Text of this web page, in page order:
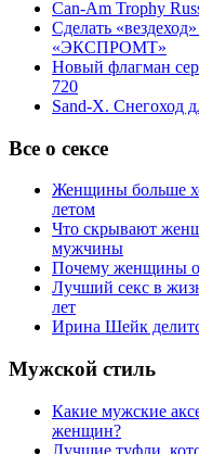
Can-Am Trophy
Сделать
«ЭКСПРОМТ»
Новый флагман
720
Sand-X. Снегоход
Все о сексе
Женщины больше
летом
Что скрывают
мужчины
Почему женщины
Лучший секс в
лет
Ирина Шейк
Мужской стиль
Какие мужские
женщин?
Лучшие туфли,